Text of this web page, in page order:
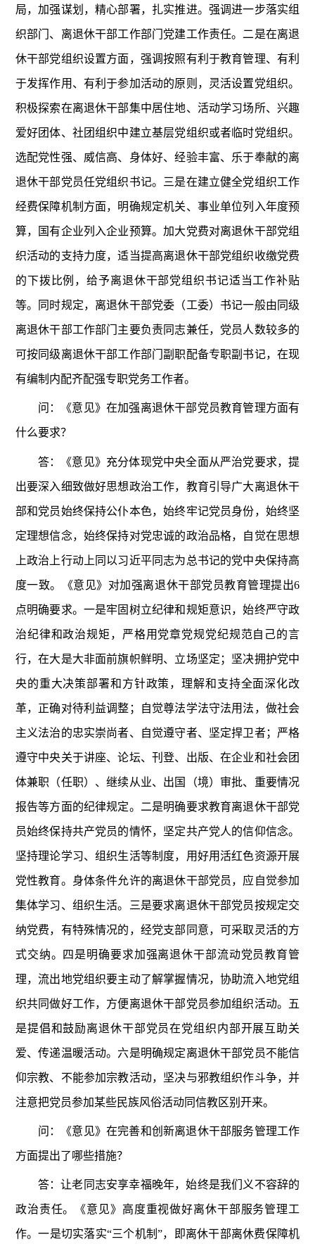
局，加强谋划，精心部署，扎实推进。强调进一步落实组
织部门、离退休干部工作部门党建工作责任。二是在离退
休干部党组织设置方面，强调按照有利于教育管理、有利
于发挥作用、有利于参加活动的原则，灵活设置党组织。
积极探索在离退休干部集中居住地、活动学习场所、兴趣
爱好团体、社团组织中建立基层党组织或者临时党组织。
选配党性强、威信高、身体好、经验丰富、乐于奉献的离
退休干部党员任党组织书记。三是在建立健全党组织工作
经费保障机制方面，明确规定机关、事业单位列入年度预
算，国有企业列入企业预算。加大党费对离退休干部党组
织活动的支持力度，适当提高离退休干部党组织收缴党费
的下拨比例，给予离退休干部党组织书记适当工作补贴
等。同时规定，离退休干部党委（工委）书记一般由同级
离退休干部工作部门主要负责同志兼任，党员人数较多的
可按同级离退休干部工作部门副职配备专职副书记，在现
有编制内配齐配强专职党务工作者。
问：《意见》在加强离退休干部党员教育管理方面有
什么要求？
答：《意见》充分体现党中央全面从严治党要求，提
出要深入细致做好思想政治工作，教育引导广大离退休干
部和党员始终保持公仆本色，始终牢记党员身份，始终坚
定理想信念，始终保持对党忠诚的政治品格，自觉在思想
上政治上行动上同以习近平同志为总书记的党中央保持高
度一致。《意见》对加强离退休干部党员教育管理提出6
点明确要求。一是牢固树立纪律和规矩意识，始终严守政
治纪律和政治规矩，严格用党章党规党纪规范自己的言
行，在大是大非面前旗帜鲜明、立场坚定；坚决拥护党中
央的重大决策部署和方针政策，理解和支持全面深化改
革，正确对待利益调整；自觉尊法学法守法用法，做社会
主义法治的忠实崇尚者、自觉遵守者、坚定捍卫者；严格
遵守中央关于讲座、论坛、刊登、出版、在企业和社会团
体兼职（任职）、继续从业、出国（境）审批、重要情况
报告等方面的纪律规定。二是明确要求教育离退休干部党
员始终保持共产党员的情怀，坚定共产党人的信仰信念。
坚持理论学习、组织生活等制度，用好用活红色资源开展
党性教育。身体条件允许的离退休干部党员，应自觉参加
集体学习、组织生活。三是要求离退休干部党员按规定交
纳党费，有特殊情况的，经党支部同意，可采取灵活的方
式交纳。四是明确要求加强离退休干部流动党员教育管
理，流出地党组织要主动了解掌握情况，协助流入地党组
织共同做好工作，方便离退休干部党员参加组织活动。五
是提倡和鼓励离退休干部党员在党组织内部开展互助关
爱、传递温暖活动。六是明确规定离退休干部党员不能信
仰宗教、不能参加宗教活动，坚决与邪教组织作斗争，并
注意把党员参加某些民族风俗活动同信教区别开来。
问：《意见》在完善和创新离退休干部服务管理工作
方面提出了哪些措施？
答：让老同志安享幸福晚年，始终是我们义不容辞的
政治责任。《意见》高度重视做好离休干部服务管理工
作。一是切实落实“三个机制”，即离休干部离休费保障机